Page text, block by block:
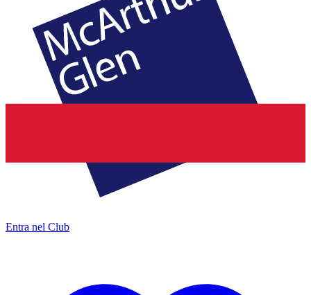
Entra nel Club